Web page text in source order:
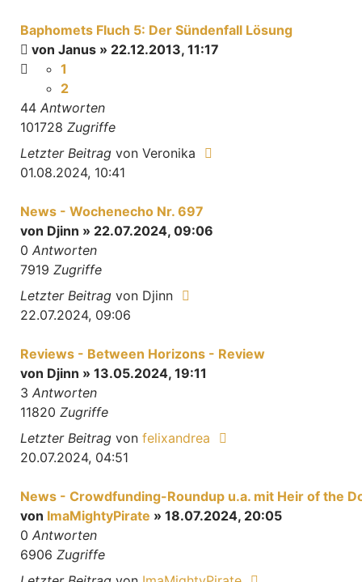
Baphomets Fluch 5: Der Sündenfall Lösung
von Janus » 22.12.2013, 11:17
1
2
44 Antworten
101728 Zugriffe
Letzter Beitrag von Veronika
01.08.2024, 10:41
News - Wochenecho Nr. 697
von Djinn » 22.07.2024, 09:06
0 Antworten
7919 Zugriffe
Letzter Beitrag von Djinn
22.07.2024, 09:06
Reviews - Between Horizons - Review
von Djinn » 13.05.2024, 19:11
3 Antworten
11820 Zugriffe
Letzter Beitrag von felixandrea
20.07.2024, 04:51
News - Crowdfunding-Roundup u.a. mit Heir of the
von ImaMightyPirate » 18.07.2024, 20:05
0 Antworten
6906 Zugriffe